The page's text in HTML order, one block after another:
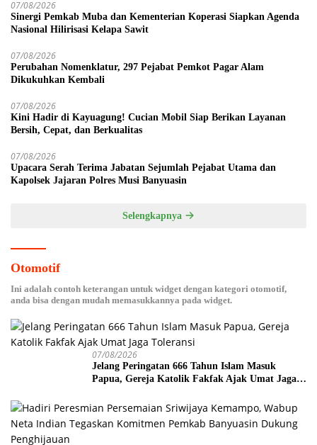
07/08/2026
Sinergi Pemkab Muba dan Kementerian Koperasi Siapkan Agenda
Nasional Hilirisasi Kelapa Sawit
07/08/2026
Perubahan Nomenklatur, 297 Pejabat Pemkot Pagar Alam
Dikukuhkan Kembali
07/08/2026
Kini Hadir di Kayuagung! Cucian Mobil Siap Berikan Layanan
Bersih, Cepat, dan Berkualitas
07/08/2026
Upacara Serah Terima Jabatan Sejumlah Pejabat Utama dan
Kapolsek Jajaran Polres Musi Banyuasin
Selengkapnya
Otomotif
Ini adalah contoh keterangan untuk widget dengan kategori otomotif,
anda bisa dengan mudah memasukkannya pada widget.
07/08/2026
Jelang Peringatan 666 Tahun Islam Masuk
Papua, Gereja Katolik Fakfak Ajak Umat Jaga